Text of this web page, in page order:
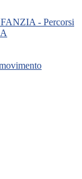
- Percorsi